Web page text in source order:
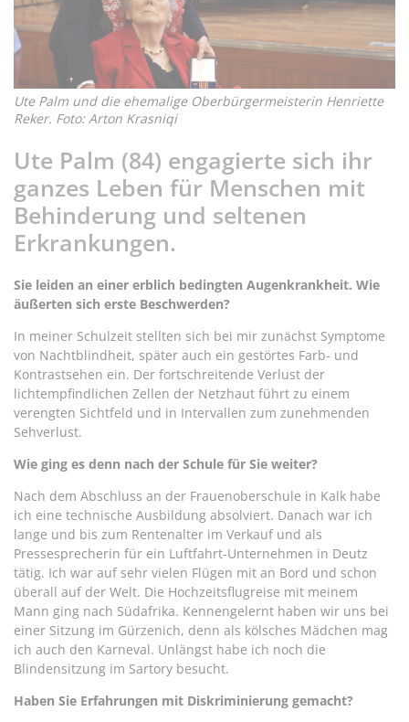
Ute Palm und die ehemalige Oberbürgermeisterin Henriette
Reker. Foto: Arton Krasniqi
Ute Palm (84) engagierte sich ihr
ganzes Leben für Menschen mit
Behinderung und seltenen
Erkrankungen.
Sie leiden an einer erblich bedingten Augenkrankheit. Wie
äußerten sich erste Beschwerden?
In meiner Schulzeit stellten sich bei mir zunächst Symptome
von Nachtblindheit, später auch ein gestörtes Farb- und
Kontrastsehen ein. Der fortschreitende Verlust der
lichtempfindlichen Zellen der Netzhaut führt zu einem
verengten Sichtfeld und in Intervallen zum zunehmenden
Sehverlust.
Wie ging es denn nach der Schule für Sie weiter?
Nach dem Abschluss an der Frauenoberschule in Kalk habe
ich eine technische Ausbildung absolviert. Danach war ich
lange und bis zum Rentenalter im Verkauf und als
Pressesprecherin für ein Luftfahrt-Unternehmen in Deutz
tätig. Ich war auf sehr vielen Flügen mit an Bord und schon
überall auf der Welt. Die Hochzeitsflugreise mit meinem
Mann ging nach Südafrika. Kennengelernt haben wir uns bei
einer Sitzung im Gürzenich, denn als kölsches Mädchen mag
ich auch den Karneval. Unlängst habe ich noch die
Blindensitzung im Sartory besucht.
Haben Sie Erfahrungen mit Diskriminierung gemacht?